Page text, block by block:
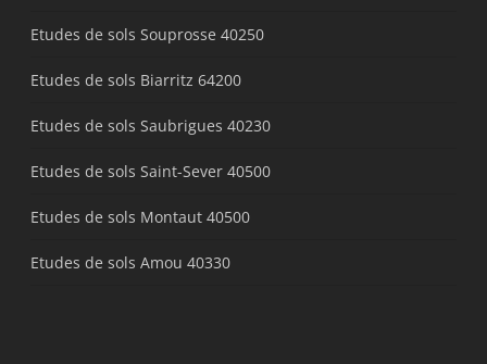
Etudes de sols Souprosse 40250
Etudes de sols Biarritz 64200
Etudes de sols Saubrigues 40230
Etudes de sols Saint-Sever 40500
Etudes de sols Montaut 40500
Etudes de sols Amou 40330